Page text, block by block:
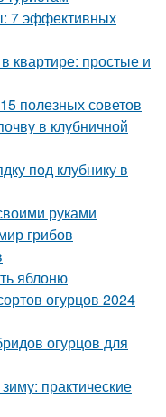
7 эффективных
квартире: простые и
полезных советов
в клубничной
под клубнику в
руками
грибов
яблоню
огурцов 2024
огурцов для
практические